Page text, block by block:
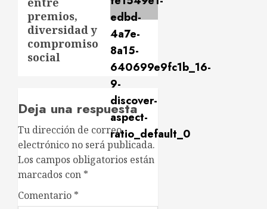
premios,
diversidad y
compromiso
social
Deja una respuesta
Tu dirección de correo
electrónico no será publicada.
Los campos obligatorios están
marcados con *
Comentario *